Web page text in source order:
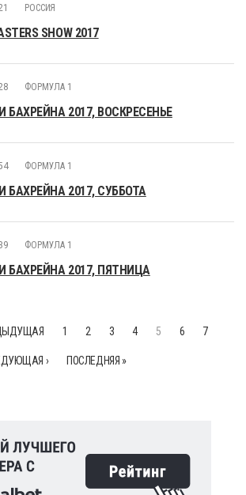
РОССИЯ
SHOW 2017
ФОРМУЛА 1
БАХРЕЙНА 2017, ВОСКРЕСЕНЬЕ
ФОРМУЛА 1
БАХРЕЙНА 2017, СУББОТА
ФОРМУЛА 1
БАХРЕЙНА 2017, ПЯТНИЦА
1 2 3 4 5 6 7
› ПОСЛЕДНЯЯ »